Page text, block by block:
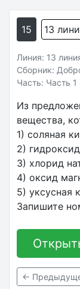
15 13
Линия: 13
Сборник:
Часть: Часть 1
Из
вещества,
1) соляная
2)
3) хлорид
4) оксид
5) уксусная
Запишите
←